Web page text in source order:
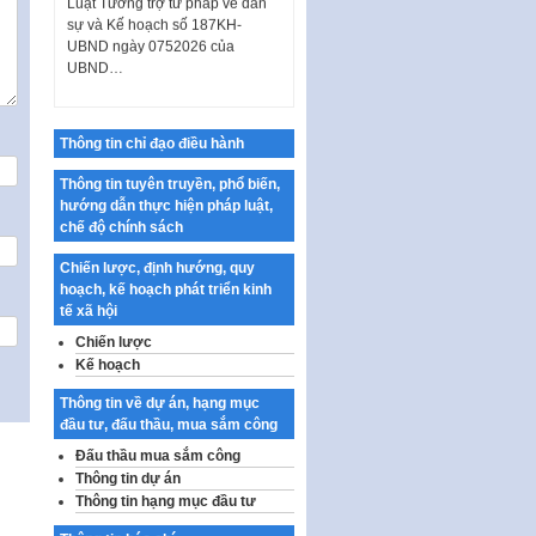
sự và Kế hoạch số 187KH-
UBND ngày 0752026 của
UBND…
thành phố Hà Nội
chính luận về bảo vệ nền tảng tư
tưởng của Đảng…
Công bố công khai dự toán kinh
phí xây dựng pháp luật, hoàn
thiện thể chế, chính…
Quy định về nghiên cứu, ứng
dụng khoa học, công nghệ, đổi
mới sáng tạo và chuyển…
Quy định chi tiết và hướng dẫn
thi hành một số điều của Luật Lý
lịch tư…
Sửa đổi, bổ sung một số nội
dung tại Nghị quyết số 30/NQ-
CP ngày 24 tháng 02…
Thông tin chỉ đạo điều hành
Thông tin tuyên truyền, phổ biến,
hướng dẫn thực hiện pháp luật,
chế độ chính sách
Chiến lược, định hướng, quy
hoạch, kế hoạch phát triển kinh
tế xã hội
Chiến lược
Kế hoạch
Thông tin về dự án, hạng mục
đầu tư, đấu thầu, mua sắm công
Đấu thầu mua sắm công
Thông tin dự án
Thông tin hạng mục đầu tư